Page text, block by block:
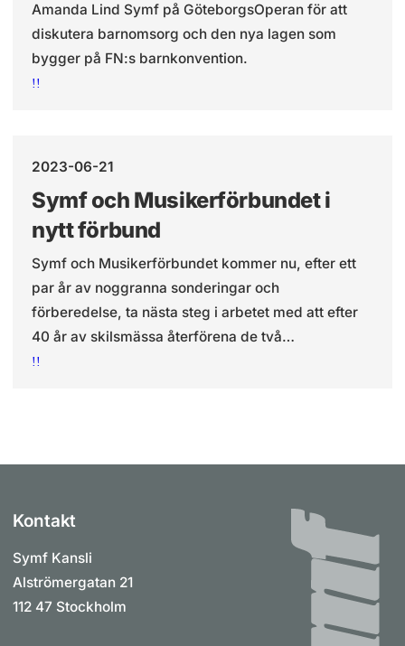
Amanda Lind Symf på GöteborgsOperan för att
diskutera barnomsorg och den nya lagen som
bygger på FN:s barnkonvention.
!!
2023-06-21
Symf och Musikerförbundet i
nytt förbund
Symf och Musikerförbundet kommer nu, efter ett
par år av noggranna sonderingar och
förberedelse, ta nästa steg i arbetet med att efter
40 år av skilsmässa återförena de två
fackförbunden för Sveriges musiker. Målet är att
!!
Kontakt
Symf Kansli
Alströmergatan 21
112 47 Stockholm